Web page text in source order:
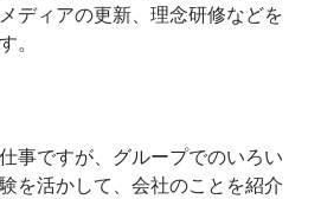
ディアの更新、理念研修などを
。
事ですが、グループでのいろい
を活かして、会社のことを紹介